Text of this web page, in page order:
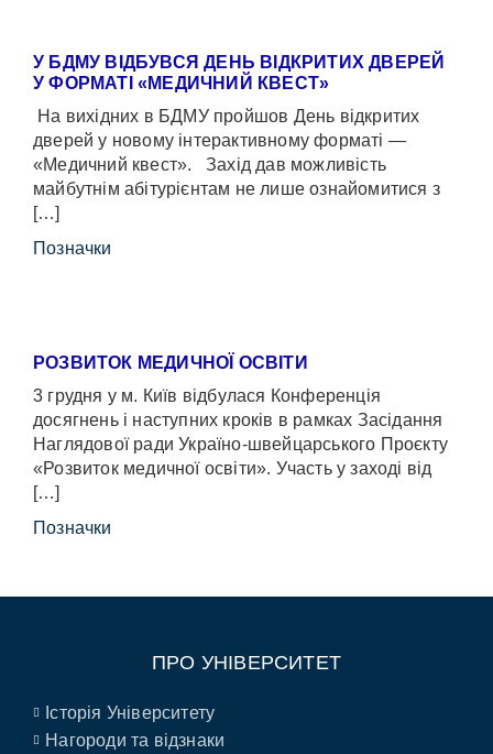
У БДМУ ВІДБУВСЯ ДЕНЬ ВІДКРИТИХ ДВЕРЕЙ
У ФОРМАТІ «МЕДИЧНИЙ КВЕСТ»
На вихідних в БДМУ пройшов День відкритих
дверей у новому інтерактивному форматі —
«Медичний квест». Захід дав можливість
майбутнім абітурієнтам не лише ознайомитися з
[…]
Позначки
РОЗВИТОК МЕДИЧНОЇ ОСВІТИ
3 грудня у м. Київ відбулася Конференція
досягнень і наступних кроків в рамках Засідання
Наглядової ради Україно-швейцарського Проєкту
«Розвиток медичної освіти». Участь у заході від
[…]
Позначки
ПРО УНІВЕРСИТЕТ
Історія Університету
Нагороди та відзнаки